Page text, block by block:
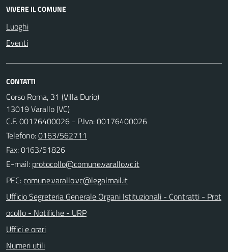
VIVERE IL COMUNE
Luoghi
Eventi
CONTATTI
Corso Roma, 31 (Villa Durio)
13019 Varallo (VC)
C.F. 00176400026 - P.Iva: 00176400026
Telefono:0163/562711
Fax: 0163/51826
E-mail:
PEC:
Ufficio Segreteria Generale Organi Istituzionali - Contratti - Prot
ocollo - Notifiche - URP
Uffici e orari
Numeri utili